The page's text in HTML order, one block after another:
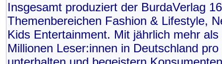
Insgesamt produziert der BurdaVerlag
Themenbereichen Fashion & Lifestyle,
Kids Entertainment. Mit jährlich mehr
Millionen Leser:innen in Deutschland